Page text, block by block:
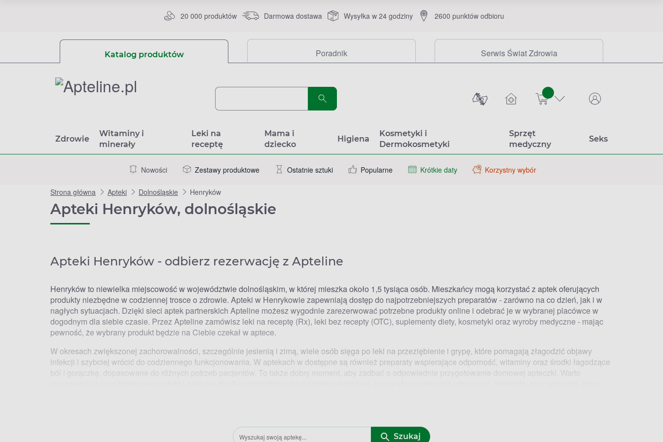
20 000 produktów Darmowa dostawa Wysyłka w 24 godziny 2600 punktów odbioru
Katalog produktów Poradnik Serwis Świat Zdrowia
sztuk
Zdrowie
Witaminy i
minerały
Leki na
receptę
Mama i
dziecko
Higiena
Kosmetyki i
Dermokosmetyki
Sprzęt
medyczny
Seks
Nowości Zestawy produktowe Ostatnie sztuki Popularne Krótkie daty Korzystny wybór
Strona główna Apteki Dolnośląskie Henryków
Apteki Henryków, dolnośląskie
Apteki Henryków - odbierz rezerwację z Apteline
Henryków to niewielka miejscowość w województwie dolnośląskim, w której mieszka około 1,5 tysiąca osób. Mieszkańcy mogą korzystać z aptek oferujących
produkty niezbędne w codziennej trosce o zdrowie. Apteki w Henrykowie zapewniają dostęp do najpotrzebniejszych preparatów - zarówno na co dzień, jak i w
nagłych sytuacjach. Dzięki sieci aptek partnerskich Apteline możesz wygodnie zarezerwować potrzebne produkty online i odebrać je w wybranej placówce w
dogodnym dla siebie czasie. Przez Apteline zamówisz leki na receptę (Rx), leki bez recepty (OTC), suplementy diety, kosmetyki oraz wyroby medyczne - mając
pewność, że wybrany produkt będzie na Ciebie czekał w aptece.
W okresach zwiększonej zachorowalności, szczególnie jesienią i zimą, wiele osób sięga po leki na przeziębienie i grypę, które pomagają złagodzić objawy
infekcji i szybciej wrócić do codziennego funkcjonowania. W aptekach w dostępne są również preparaty wspierające odporność, witaminy oraz środki łagodzące
ból i gorączkę
, dopasowane do różnych potrzeb pacjentów. To także dobry moment, aby zadbać o odpowiednie przygotowanie domowej apteczki. Warto
Apteki Henryków - jak odebrać rezerwację z Apteline? Szukaj